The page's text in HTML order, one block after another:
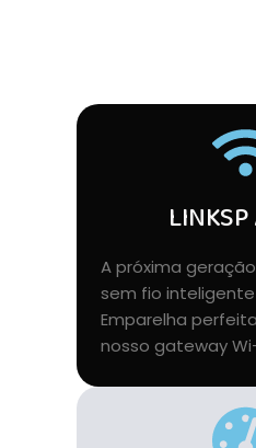
A próxima
sem fio
Emparelha
nosso gateway Wi-